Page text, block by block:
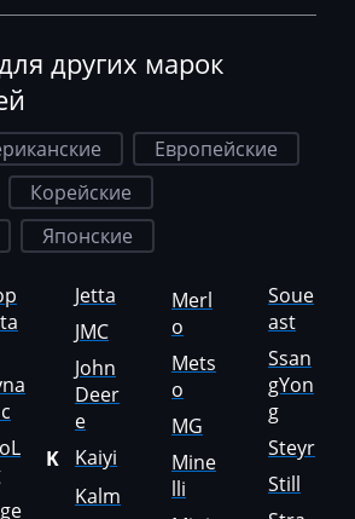
других марок
Европейские
Корейские
Японские
Jetta
JMC
John
Deer
e
K
Kaiyi
Kalm
Merl
o
Mets
o
MG
Mine
lli
Soue
ast
Ssan
gYon
g
Steyr
Still